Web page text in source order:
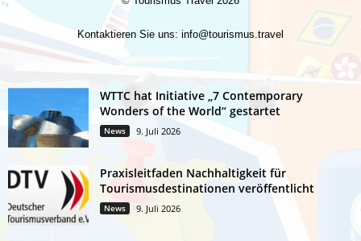
Kontaktieren Sie uns: info@tourismus.travel
WTTC hat Initiative „7 Contemporary
Wonders of the World“ gestartet
News 9. Juli 2026
Praxisleitfaden Nachhaltigkeit für
Tourismusdestinationen veröffentlicht
News 9. Juli 2026